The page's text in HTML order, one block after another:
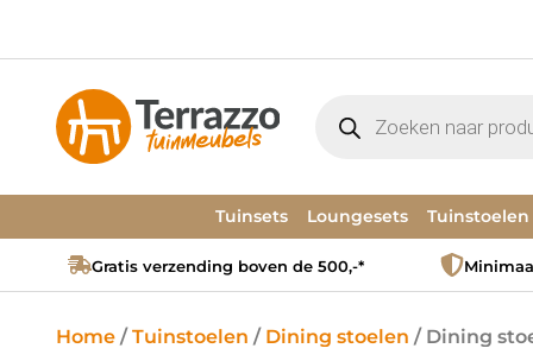
Tuinsets Loungesets Tuinstoelen
Gratis verzending boven de 500,-*
Home /Tuinstoelen / Dining stoelen / Dining